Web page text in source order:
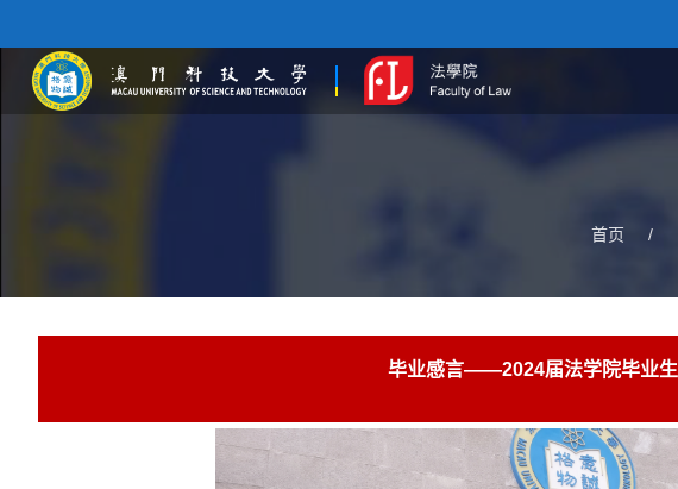
首页 /
毕业感言——2024届法学院毕业生